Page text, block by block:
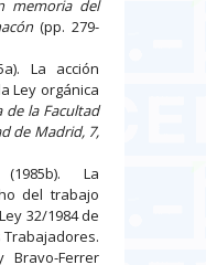
memoria del
(pp. 279-
La acción
Ley orgánica
de la Facultad
de Madrid, 7,
La
del trabajo
32/1984 de
Bravo-Ferrer